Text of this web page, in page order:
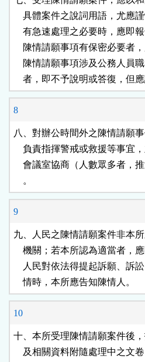
具體案件之說詞用語，尤應
有急速處理之必要時，應即
陳情請願事項有保密必要者
陳情請願事項涉及公務人員
者，即不予說明或答復，但
8
八、對辦公時間外之陳情請願
負責指揮警戒或救援等事宜
會議室協商（人數眾多者，
    。
9
九、人民之陳情請願案件非本
機關；若本所認為適當者，
人民對依法得提起訴願、訴
    情時，本所應告知陳情人。
10
十、本所受理陳情請願案件後
及相關資料附隨處理中之文